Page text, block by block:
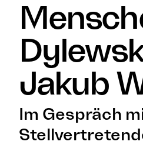
Jakub
Im Gespräch